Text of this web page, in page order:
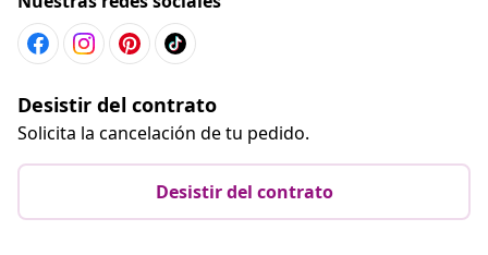
Desistir del contrato
Solicita la cancelación de tu pedido.
Desistir del contrato